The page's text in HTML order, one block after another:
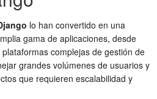
lo han convertido en una
gama de aplicaciones, desde
complejas de gestión de
grandes volúmenes de usuarios y
que requieren escalabilidad y